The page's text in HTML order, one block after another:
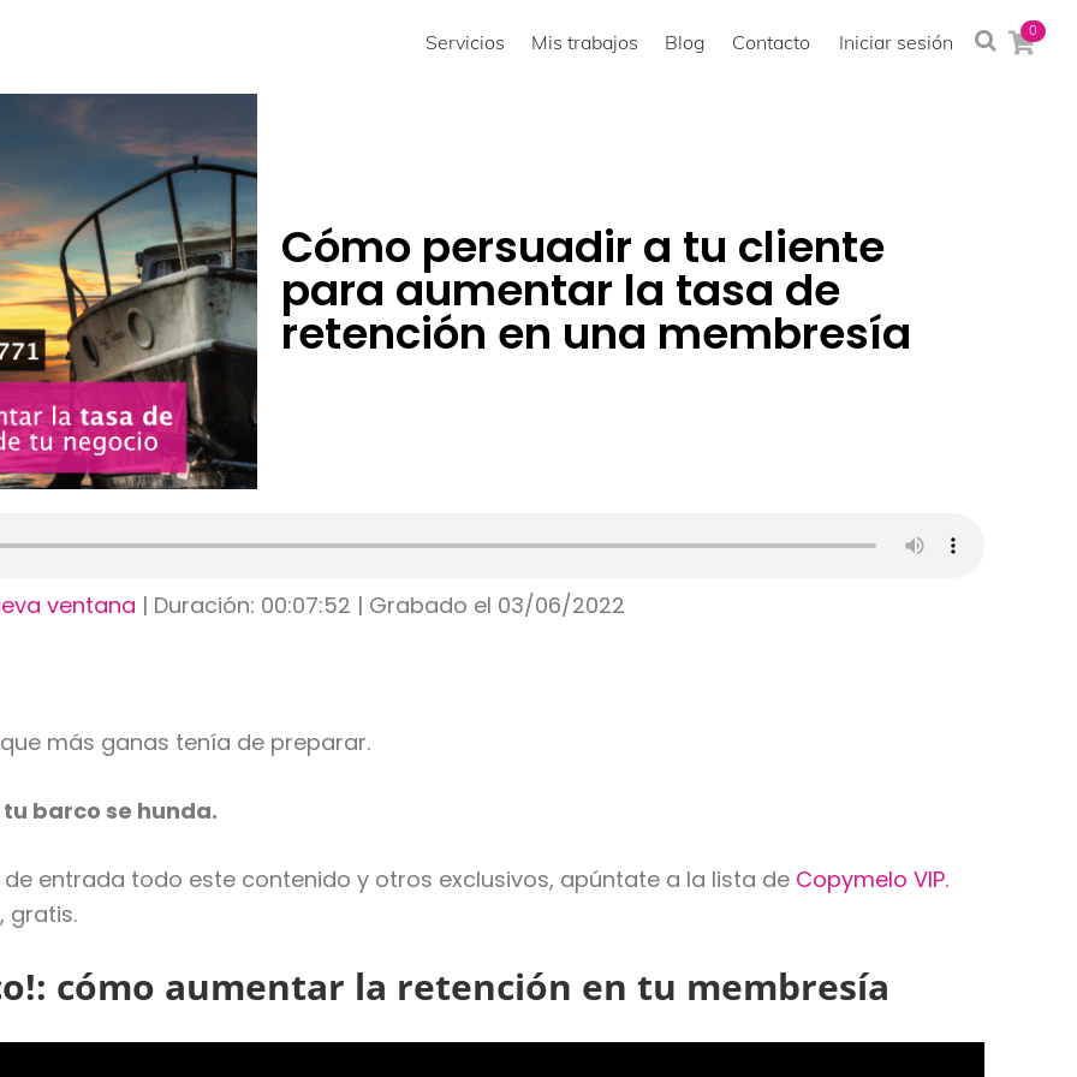
0
Servicios Mis trabajos Blog Contacto Iniciar sesión
Cómo persuadir a tu cliente
para aumentar la tasa de
retención en una membresía
ventana | Duración: 00:07:52 | Grabado el 03/06/2022
que más ganas tenía de preparar.
barco se hunda.
entrada todo este contenido y otros exclusivos, apúntate a la lista de Copymelo VIP.
gratis.
cómo aumentar la retención en tu membresía